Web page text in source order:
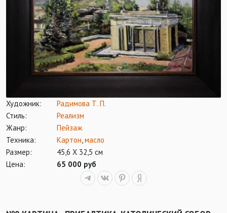
Художник:
Радимова Т. П.
Стиль:
Реализм
Жанр:
Пейзаж
Техника:
Картон,масло
Размер:
45,6 Х 32,5 см
Цена:
65 000 руб